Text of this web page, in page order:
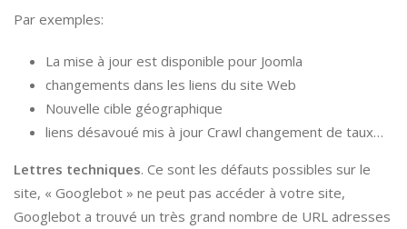
Par exemples:
La mise à jour est disponible pour Joomla
changements dans les liens du site Web
Nouvelle cible géographique
liens désavoué mis à jour Crawl changement de taux…
Lettres techniques. Ce sont les défauts possibles sur le
site, « Googlebot » ne peut pas accéder à votre site,
Googlebot a trouvé un très grand nombre de URL adresses